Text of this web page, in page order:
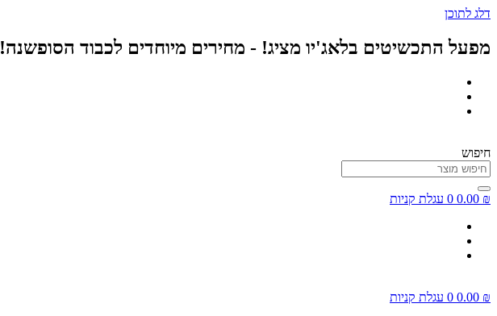
דלג לתוכן
מפעל התכשיטים בלאג'יו מציג! - מחירים מיוחדים לכבוד הסופשנה!
חיפוש
0.00 ₪
0 עגלת קניות
0.00 ₪
0 עגלת קניות